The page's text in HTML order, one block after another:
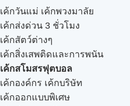
เค้กวันแม่ เค้กพวงมาลัย
เค้กส่งด่วน 3 ชั่วโมง
เค้กสัตว์ต่างๆ
เค้กสิ่งเสพติดและการพนัน
เค้กสโมสรฟุตบอล
เค้กองค์กร เค้กบริษัท
เค้กออกแบบพิเศษ